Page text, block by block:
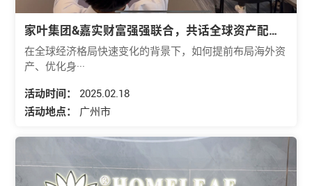
家叶集团&嘉实财富强强联合，共话全球资产配置
与身份规划
在全球经济格局快速变化的背景下，如何提前布局海外资
产、优化身···
活动时间：
2025.02.18
活动地点：
广州市